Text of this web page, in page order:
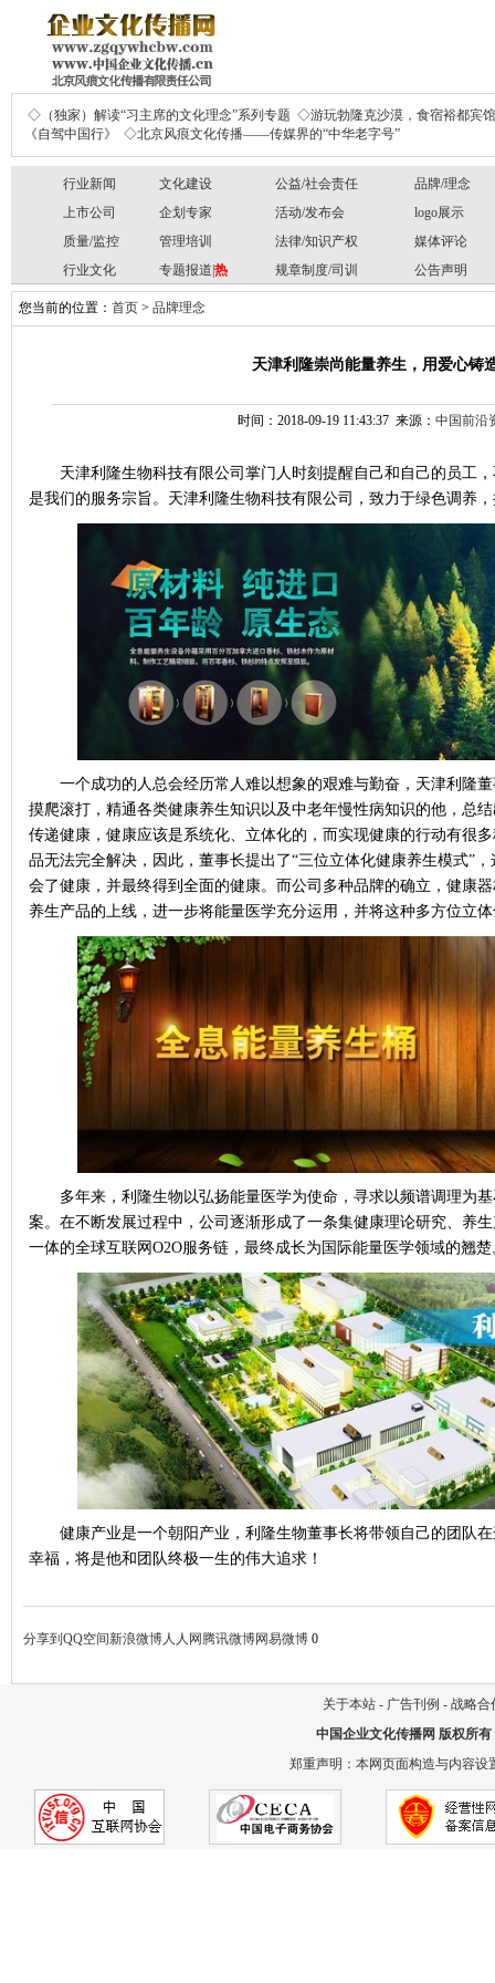
◇（独家）解读“习主席的文化理念”系列专题 ◇游玩勃隆克沙漠，食宿裕都宾馆
《自驾中国行》
◇北京风痕文化传播——传媒界的“中华老字号”
行业新闻 文化建设 公益/社会责任
品牌/理念
上市公司
企划专家 活动/发布会
logo展示
质量/监控
管理培训 法律/知识产权
媒体评论
行业文化
专题报道| 热 规章制度/司训 公告声明
您当前的位置： 首页 > 品牌理念
天津利隆崇尚能量养生，用爱心铸
时间：2018-09-19 11:43:37 来源： 中国前沿
天津利隆生物科技有限公司掌门人时刻提醒自己和自己的员工
是我们的服务宗旨。天津利隆生物科技有限公司，致力于绿色调养
一个成功的人总会经历常人难以想象的艰难与勤奋，天津利隆
摸爬滚打，精通各类健康养生知识以及中老年慢性病知识的他，总
传递健康，健康应该是系统化、立体化的，而实现健康的行动有很
品无法完全解决，因此，董事长提出了“三位立体化健康养生模式”
会了健康，并最终得到全面的健康。而公司多种品牌的确立，健康
养生产品的上线，进一步将能量医学充分运用，并将这种多方位立
多年来，利隆生物以弘扬能量医学为使命，寻求以频谱调理为
案。在不断发展过程中，公司逐渐形成了一条集健康理论研究、养
一体的全球互联网 O2O服务链，最终成长为国际能量医学领域的翘楚
健康产业是一个朝阳产业，利隆生物董事长将带领自己的团队
幸福，将是他和团队终极一生的伟大追求！
分享到 QQ空间新浪微博人人网 腾讯微博网易微博 0
关于本站 - 广告刊例 - 战略合
中国企业文化传播网 版权所有
郑重声明：本网页面构造与内容